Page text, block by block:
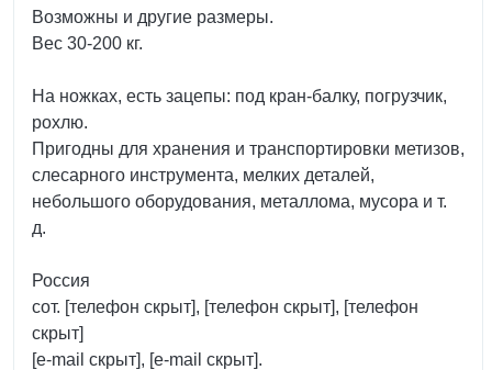
Возможны и другие размеры.
Вес 30-200 кг.
На ножках, есть зацепы: под кран-балку, погрузчик,
рохлю.
Пригодны для хранения и транспортировки метизов,
слесарного инструмента, мелких деталей,
небольшого оборудования, металлома, мусора и т.
д.
Россия
сот. [телефон скрыт], [телефон скрыт], [телефон
скрыт]
[e-mail скрыт], [e-mail скрыт].